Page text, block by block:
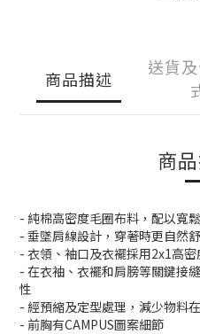
商品描述
送貨
商
- 純棉高密度毛圈布料，配以寬
- 垂墜肩線設計，穿著時更自然
- 衣領、袖口及衣襬採用2x1高
- 在衣袖、衣襬和肩膀等關鍵接
性
- 經預縮及定型處理，減少物料
- 前胸有CAMPUS圖案細節